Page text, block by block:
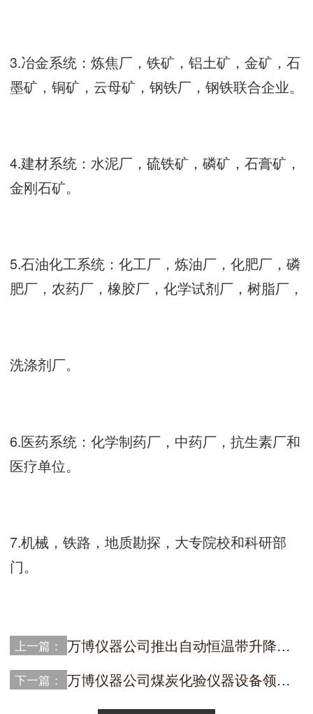
3.冶金系统：炼焦厂，铁矿，铝土矿，金矿，石
墨矿，铜矿，云母矿，钢铁厂，钢铁联合企业。
4.建材系统：水泥厂，硫铁矿，磷矿，石膏矿，
金刚石矿。
5.石油化工系统：化工厂，炼油厂，化肥厂，磷
肥厂，农药厂，橡胶厂，化学试剂厂，树脂厂，
洗涤剂厂。
6.医药系统：化学制药厂，中药厂，抗生素厂和
医疗单位。
7.机械，铁路，地质勘探，大专院校和科研部
门。
上一篇： 万博仪器公司推出自动恒温带升降的高精度微机全自动量热仪
下一篇： 万博仪器公司煤炭化验仪器设备领域技术领先